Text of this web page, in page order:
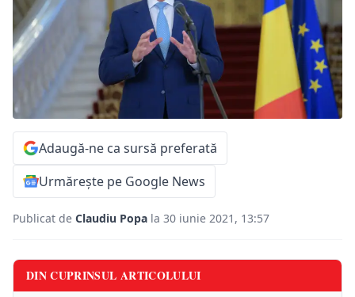
Adaugă-ne ca sursă preferată
Urmărește pe Google News
Publicat de Claudiu Popa la 30 iunie 2021, 13:57
DIN CUPRINSUL ARTICOLULUI